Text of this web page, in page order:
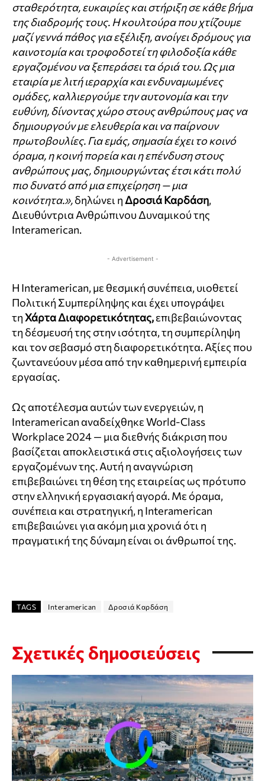
σταθερότητα, ευκαιρίες και στήριξη σε κάθε βήμα
της διαδρομής τους. Η κουλτούρα που χτίζουμε
μαζί γεννά πάθος για εξέλιξη, ανοίγει δρόμους για
καινοτομία και τροφοδοτεί τη φιλοδοξία κάθε
εργαζομένου να ξεπεράσει τα όριά του. Ως μια
εταιρία με λιτή ιεραρχία και ενδυναμωμένες
ομάδες, καλλιεργούμε την αυτονομία και την
ευθύνη, δίνοντας χώρο στους ανθρώπους μας να
δημιουργούν με ελευθερία και να παίρνουν
πρωτοβουλίες. Για εμάς, σημασία έχει το κοινό
όραμα, η κοινή πορεία και η επένδυση στους
ανθρώπους μας, δημιουργώντας έτσι κάτι πολύ
πιο δυνατό από μια επιχείρηση — μια
κοινότητα.»,δηλώνει η Δροσιά Καρδάση,
Διευθύντρια Ανθρώπινου Δυναμικού της
Interamerican.
- Advertisement -
Η Interamerican, με θεσμική συνέπεια, υιοθετεί
Πολιτική Συμπερίληψης και έχει υπογράψει
τηΧάρτα Διαφορετικότητας,επιβεβαιώνοντας
τη δέσμευσή της στην ισότητα, τη συμπερίληψη
και τον σεβασμό στη διαφορετικότητα. Αξίες που
ζωντανεύουν μέσα από την καθημερινή εμπειρία
εργασίας.
Ως αποτέλεσμα αυτών των ενεργειών, η
Interamerican αναδείχθηκε World-Class
Workplace 2024 — μια διεθνής διάκριση που
βασίζεται αποκλειστικά στις αξιολογήσεις των
εργαζομένων της. Αυτή η αναγνώριση
επιβεβαιώνει τη θέση της εταιρείας ως πρότυπο
στην ελληνική εργασιακή αγορά. Με όραμα,
συνέπεια και στρατηγική, η Interamerican
επιβεβαιώνει για ακόμη μια χρονιά ότι η
πραγματική της δύναμη είναι οι άνθρωποί της.
TAGS Interamerican Δροσιά Καρδάση
Σχετικές δημοσιεύσεις